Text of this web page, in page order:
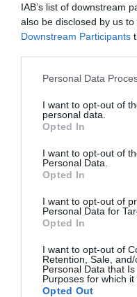
IAB’s list of downstream
also be disclosed by us
Downstream Participants
Please note that this
not limited to your visit or
grant or deny consent to
use your data for below
consent section.
Personal Data
I want to opt-out of
personal data.
Opted In
I want to opt-out of
Personal Data.
Opted In
I want to opt-out of
Personal Data for
Opted In
I want to opt-out of
Retention, Sale,
Personal Data that
Purposes for which it
Opted Out
A beton öntözése
fényvisszaverő
hanem energiát is
Megosztás: Facebook
Címkék: klíma,
megoldás
Korábbi bejegyzések
HASONLÓ